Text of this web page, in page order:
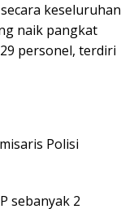
keseluruhan
naik pangkat
personel, terdiri
Polisi
sebanyak 2